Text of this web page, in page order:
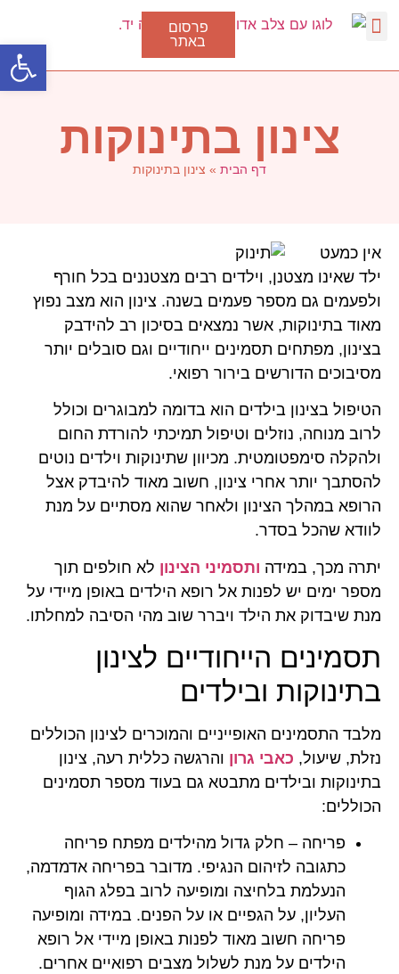
פתח
פרסום
באתר
צינון בתינוקות
דף הבית » צינון בתינוקות
אין כמעט
ילד שאינו מצטנן, וילדים רבים מצטננים בכל חורף
ולפעמים גם מספר פעמים בשנה. צינון הוא מצב נפוץ
מאוד בתינוקות, אשר נמצאים בסיכון רב להידבק
בצינון, מפתחים תסמינים ייחודיים וגם סובלים יותר
מסיבוכים הדורשים בירור רפואי.
הטיפול בצינון בילדים הוא בדומה למבוגרים וכולל
לרוב מנוחה, נוזלים וטיפול תמיכתי להורדת החום
ולהקלה סימפטומטית. מכיוון שתינוקות וילדים נוטים
להסתבך יותר אחרי צינון, חשוב מאוד להיבדק אצל
הרופא במהלך הצינון ולאחר שהוא מסתיים על מנת
לוודא שהכל בסדר.
יתרה מכך, במידה ותסמיני הצינון לא חולפים תוך
מספר ימים יש לפנות אל רופא הילדים באופן מיידי על
מנת שיבדוק את הילד ויברר שוב מהי הסיבה למחלתו.
תסמינים הייחודיים לצינון
בתינוקות ובילדים
מלבד התסמינים האופייניים והמוכרים לצינון הכוללים
נזלת, שיעול, כאבי גרון והרגשה כללית רעה, צינון
בתינוקות ובילדים מתבטא גם בעוד מספר תסמינים
הכוללים:
פריחה – חלק גדול מהילדים מפתח פריחה
כתגובה לזיהום הנגיפי. מדובר בפריחה אדמדמה,
הנעלמת בלחיצה ומופיעה לרוב בפלג הגוף
העליון, על הגפיים או על הפנים. במידה ומופיעה
פריחה חשוב מאוד לפנות באופן מיידי אל רופא
הילדים על מנת לשלול מצבים רפואיים אחרים.